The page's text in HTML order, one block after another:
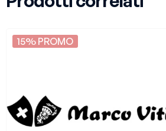
15% PROMO